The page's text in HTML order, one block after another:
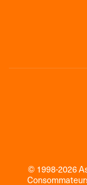
© 1998-2026